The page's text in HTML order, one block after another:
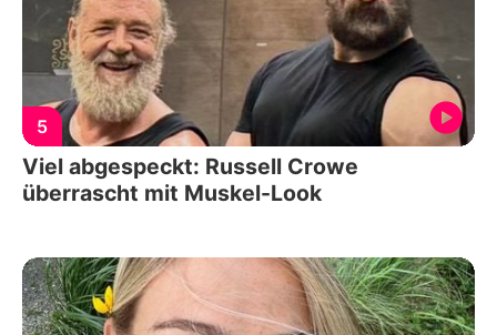
5
Viel abgespeckt: Russell Crowe
überrascht mit Muskel-Look